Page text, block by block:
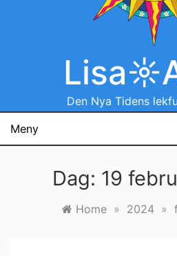
Den Nya Tidens
Meny
Dag: 19
Home » 2024 »